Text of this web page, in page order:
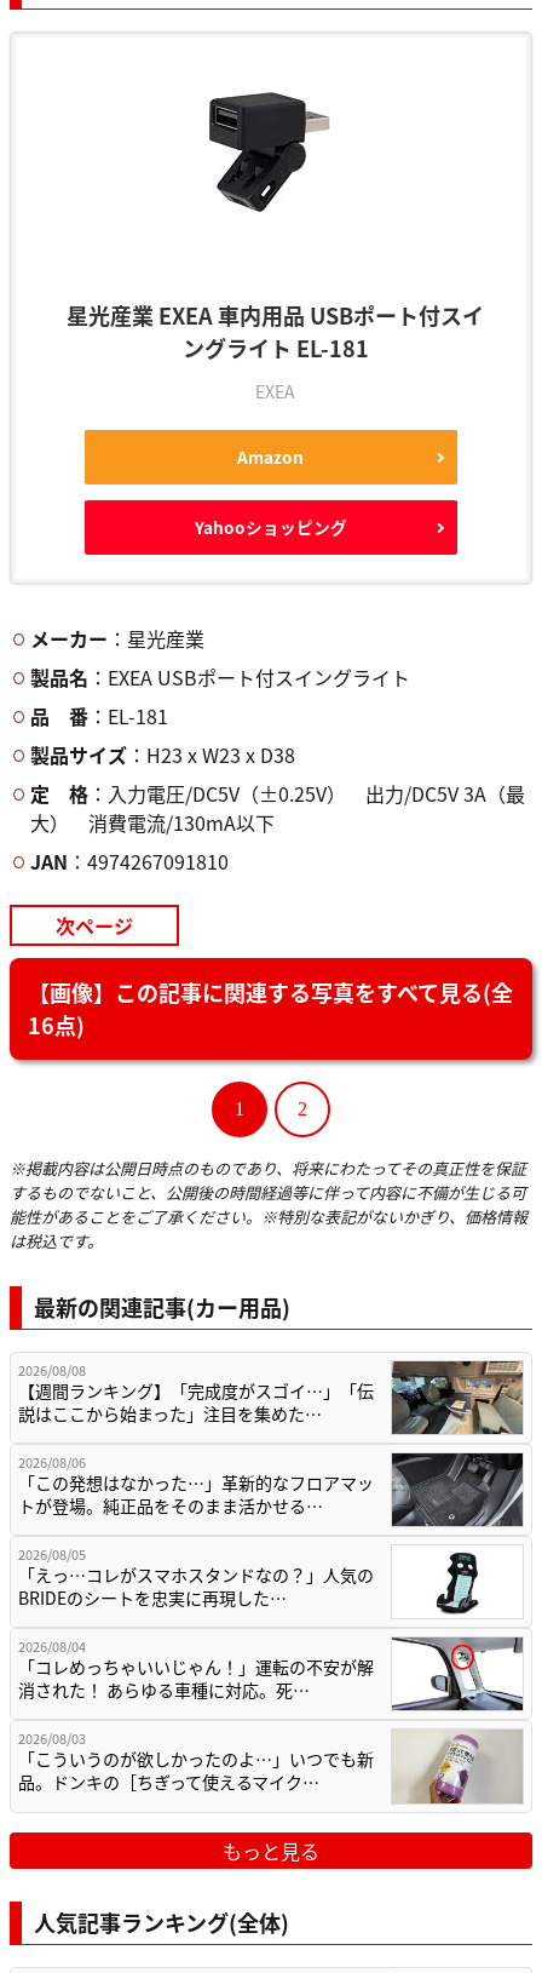
星光産業 EXEA 車内用品 USBポート付スイ
ングライト EL-181
EXEA
Amazon
Yahooショッピング
メーカー ：星光産業
製品名 ：EXEA USBポート付スイングライト
品 番 ：EL-181
製品サイズ ：H23 x W23 x D38
定 格 ：入力電圧/DC5V（±0.25V） 出力/DC5V 3A（最
大） 消費電流/130mA以下
JAN ：4974267091810
次ページ
【画像】この記事に関連する写真をすべて見る(全
16点)
1 2
※掲載内容は公開日時点のものであり、将来にわたってその真正性を保証
するものでないこと、公開後の時間経過等に伴って内容に不備が生じる可
能性があることをご了承ください。※特別な表記がないかぎり、価格情報
は税込です。
最新の関連記事(カー用品)
2026/08/08
【週間ランキング】「完成度がスゴイ…」「伝
説はここから始まった」注目を集めた…
2026/08/06
「この発想はなかった…」革新的なフロアマッ
トが登場。純正品をそのまま活かせる…
2026/08/05
「えっ…コレがスマホスタンドなの？」人気の
BRIDEのシートを忠実に再現した…
2026/08/04
「コレめっちゃいいじゃん！」運転の不安が解
消された！ あらゆる車種に対応。死…
2026/08/03
「こういうのが欲しかったのよ…」いつでも新
品。ドンキの［ちぎって使えるマイク…
もっと見る
人気記事ランキング(全体)